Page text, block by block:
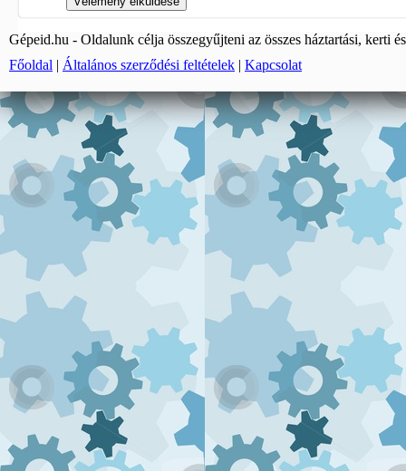
Gépeid.hu - Oldalunk célja összegyűjteni az összes háztartási, kerti
Főoldal | Általános szerződési feltételek | Kapcsolat